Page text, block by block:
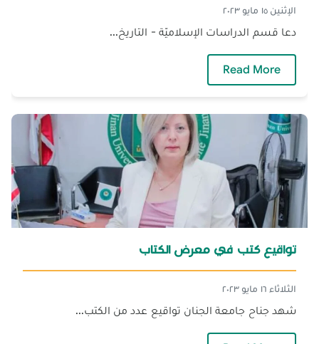
الإثنين ١٥ مايو ٢٠٢٣
دعا قسم الدراسات الإسلاميّة - التاريخ...
Read More
تواقيع كتب في معرض الكتاب
الثلاثاء ١٦ مايو ٢٠٢٣
شهد جناح جامعة الجنان تواقيع عدد من الكتب...